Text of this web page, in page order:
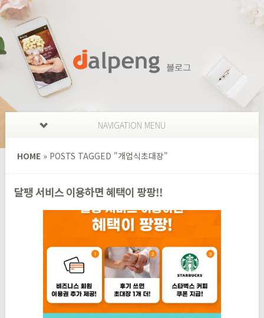
NAVIGATION MENU
HOME »POSTS TAGGED "개업식초대장"
달팽 서비스 이용하면 혜택이 팡팡!!